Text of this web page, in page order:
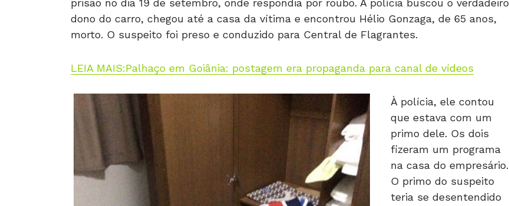
prisão no dia 19 de setembro, onde respondia por roubo. A polícia buscou o verdadeiro
dono do carro, chegou até a casa da vítima e encontrou Hélio Gonzaga, de 65 anos,
morto. O suspeito foi preso e conduzido para Central de Flagrantes.
LEIA MAIS:Palhaço em Goiânia: postagem era propaganda para canal de vídeos
À polícia, ele contou
que estava com um
primo dele. Os dois
fizeram um programa
na casa do empresário.
O primo do suspeito
teria se desentendido